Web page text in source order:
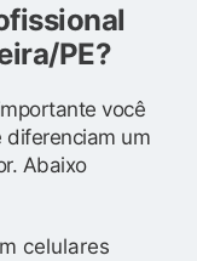
PE?
você
diferenciam um
Abaixo
celulares